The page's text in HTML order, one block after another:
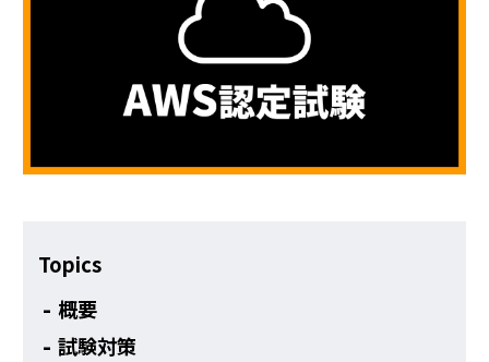
その他
Topics
概要
試験対策